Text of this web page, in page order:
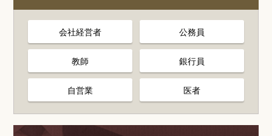
会社経営者 公務員
教師 銀行員
自営業 医者